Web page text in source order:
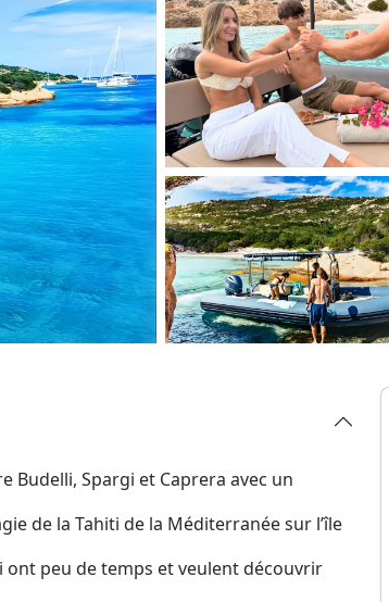
Budelli, Spargi et Caprera avec un
de la Tahiti de la Méditerranée sur l’île
peu de temps et veulent découvrir